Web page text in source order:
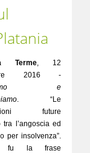
Terme, 12
2016 -
e
. “Le
future
tra l’angoscia ed
per insolvenza”.
fu la frase